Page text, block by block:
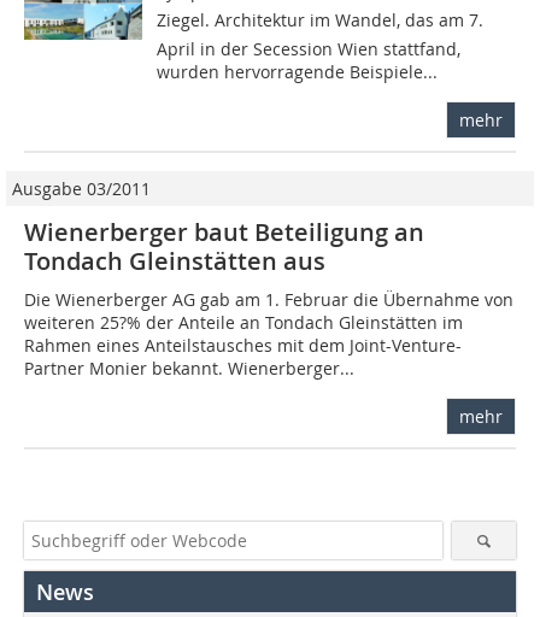
Ziegel. Architektur im Wandel, das am 7.
April in der Secession Wien stattfand,
wurden hervorragende Beispiele...
mehr
Ausgabe 03/2011
Wienerberger baut Beteiligung an
Tondach Gleinstätten aus
Die Wienerberger AG gab am 1. Februar die Übernahme von
weiteren 25?% der Anteile an Tondach Gleinstätten im
Rahmen eines Anteilstausches mit dem Joint-Venture-
Partner Monier bekannt. Wienerberger...
mehr
News